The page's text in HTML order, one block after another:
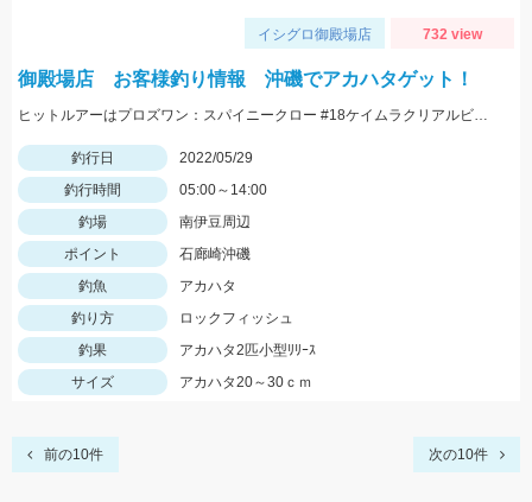
イシグロ御殿場店 732 view
御殿場店 お客様釣り情報 沖磯でアカハタゲット！
ヒットルアーはプロズワン：スパイニークロー #18ケイムラクリアルビー 良型アカハタ おめでとうございます！
釣行日
2022/05/29
釣行時間
05:00～14:00
釣場
南伊豆周辺
ポイント
石廊崎沖磯
釣魚
アカハタ
釣り方
ロックフィッシュ
釣果
アカハタ2匹小型ﾘﾘｰｽ
サイズ
アカハタ20～30ｃｍ
前の10件 次の10件